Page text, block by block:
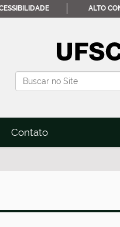
ALTO
Contato